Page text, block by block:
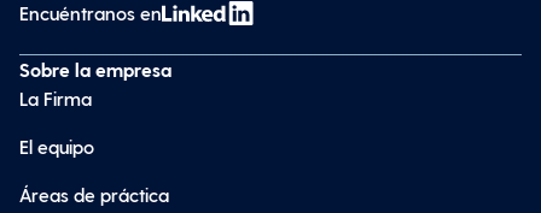
Encuéntranos en
Sobre la empresa
La Firma
El equipo
Áreas de práctica